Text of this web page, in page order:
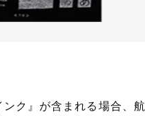
ク』が含まれる場合、航